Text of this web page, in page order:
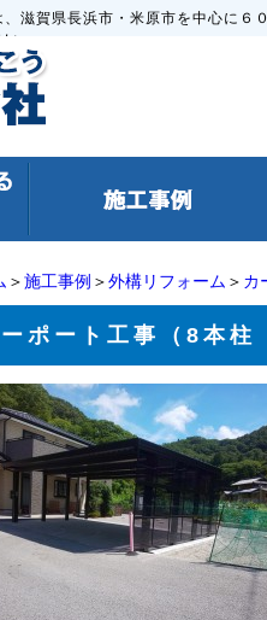
、滋賀県長浜市・米原市を中心に６
。
＞施工事例 ＞外構リフォーム ＞ カ
ポート工事（8本